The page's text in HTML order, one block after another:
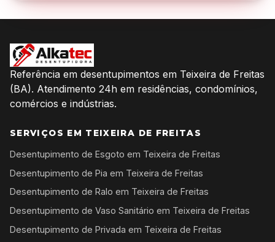
Referência em desentupimentos em Teixeira de Freitas
(BA). Atendimento 24h em residências, condomínios,
comércios e indústrias.
SERVIÇOS EM TEIXEIRA DE FREITAS
Desentupimento de Esgoto em Teixeira de Freitas
Desentupimento de Pia em Teixeira de Freitas
Desentupimento de Ralo em Teixeira de Freitas
Desentupimento de Vaso Sanitário em Teixeira de Freitas
Desentupimento de Privada em Teixeira de Freitas